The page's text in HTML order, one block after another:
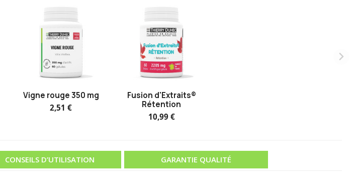
Vigne rouge 350 mg
2,51 €
Fusion d'Extraits®
Rétention
10,99 €
CONSEILS D’UTILISATION GARANTIE QUALITÉ